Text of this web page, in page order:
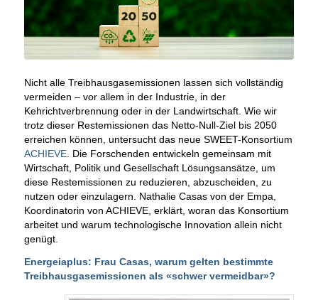
Nicht alle Treibhausgasemissionen lassen sich vollständig
vermeiden – vor allem in der Industrie, in der
Kehrichtverbrennung oder in der Landwirtschaft. Wie wir
trotz dieser Restemissionen das Netto-Null-Ziel bis 2050
erreichen können, untersucht das neue SWEET-Konsortium
ACHIEVE. Die Forschenden entwickeln gemeinsam mit
Wirtschaft, Politik und Gesellschaft Lösungsansätze, um
diese Restemissionen zu reduzieren, abzuscheiden, zu
nutzen oder einzulagern. Nathalie Casas von der Empa,
Koordinatorin von ACHIEVE, erklärt, woran das Konsortium
arbeitet und warum technologische Innovation allein nicht
genügt.
Energeiaplus: Frau Casas, warum gelten bestimmte
Treibhausgasemissionen als «schwer vermeidbar»?